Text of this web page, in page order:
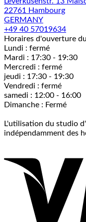
22761 Hambourg
GERMANY
+49 40 57019634
Horaires d'ouverture
Lundi : fermé
Mardi : 17:30 - 19:30
Mercredi : fermé
jeudi : 17:30 - 19:30
Vendredi : fermé
samedi : 12:00 - 16:00
Dimanche : Fermé
L'utilisation du studio
indépendamment des